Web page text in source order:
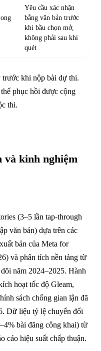
Yêu cầu xác nhận
bằng văn bản trước
khi bầu chọn mở,
không phải sau khi
quét
trước khi nộp bài dự thi.
phục hồi được cộng
thi.
và kinh nghiệm
(3–5 lần tap-through
văn bản) dựa trên các
bản của Meta for
và phân tích nền tảng từ
năm 2024–2025. Hành
hoạt tốc độ Gleam,
sách chống gian lận đã
Dữ liệu tỷ lệ chuyển đổi
bài đăng công khai) từ
cáo hiệu suất chấp thuận.